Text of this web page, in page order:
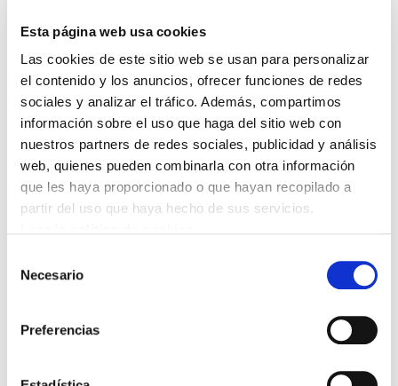
Esta página web usa cookies
Las cookies de este sitio web se usan para personalizar
el contenido y los anuncios, ofrecer funciones de redes
sociales y analizar el tráfico. Además, compartimos
información sobre el uso que haga del sitio web con
nuestros partners de redes sociales, publicidad y análisis
web, quienes pueden combinarla con otra información
que les haya proporcionado o que hayan recopilado a
partir del uso que haya hecho de sus servicios.
Necesario
Preferencias
del acuerdo.
Las asambleas han mostrado que, a pesar de
ser conscientes de que ha habido avances en
las posiciones del Gobierno, el acuerdo sigue
sin dar salida ni siquiera a las reivindicaciones
básicas por las que los trabajadores/as han
realizado hasta 8 jornadas de huelga con un
El acuerdo suscrito ayer no garantiza sus
puestos de trabajo a 38 trabajadores/as del